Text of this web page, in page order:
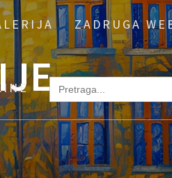
ZADRUGA
Search
for: